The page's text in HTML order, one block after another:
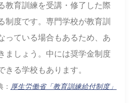
教育訓練を受講・修了した際
制度です。専門学校が教育訓
っている場合もあるため、あ
ましょう。中には奨学金制度
きる学校もあります。
： 厚生労働省「教育訓練給付制度」